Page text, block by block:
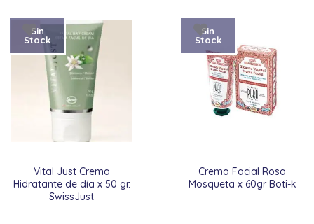
Vital Just Crema
Hidratante de día x 50 gr.
SwissJust
Sin
Stock
Crema Facial Rosa
Mosqueta x 60gr Boti-k
Sin
Stock